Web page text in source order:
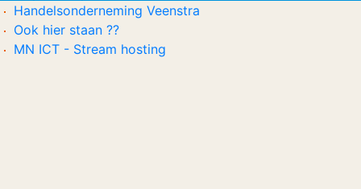
Handelsonderneming Veenstra
Ook hier staan ??
MN ICT - Stream hosting